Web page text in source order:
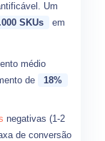
Um
SKUs
em
médio
de
18%
negativas (1-2
de conversão